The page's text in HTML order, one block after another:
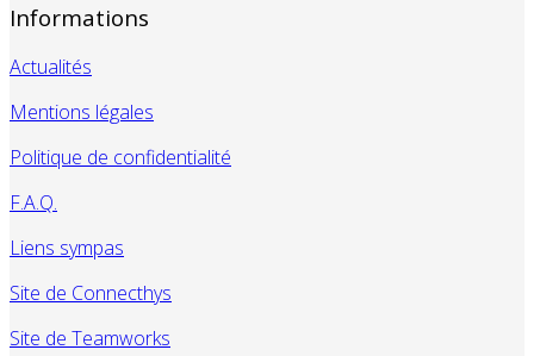
Informations
Actualités
Mentions légales
Politique de confidentialité
F.A.Q.
Liens sympas
Site de Connecthys
Site de Teamworks